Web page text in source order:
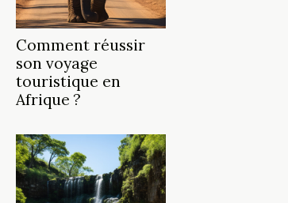
Comment réussir
son voyage
touristique en
Afrique ?